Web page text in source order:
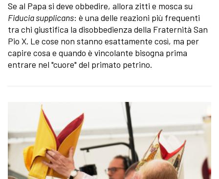
Se al Papa si deve obbedire, allora zitti e mosca su
Fiducia supplicans: è una delle reazioni più frequenti
tra chi giustifica la disobbedienza della Fraternità San
Pio X. Le cose non stanno esattamente così, ma per
capire cosa e quando è vincolante bisogna prima
entrare nel "cuore" del primato petrino.